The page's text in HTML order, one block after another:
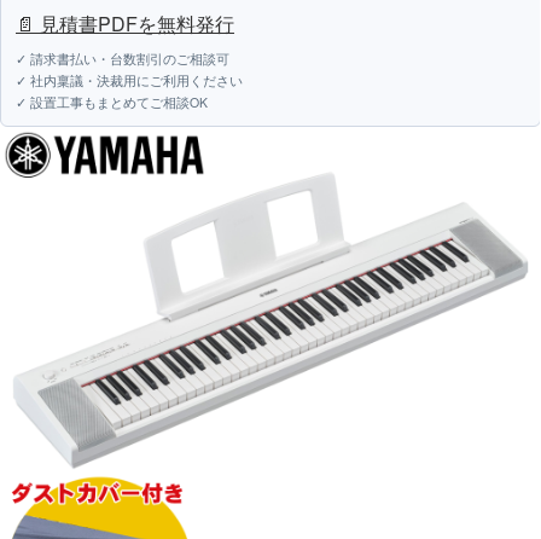
📄 見積書PDFを無料発行
✓ 請求書払い・台数割引のご相談可
✓ 社内稟議・決裁用にご利用ください
✓ 設置工事もまとめてご相談OK